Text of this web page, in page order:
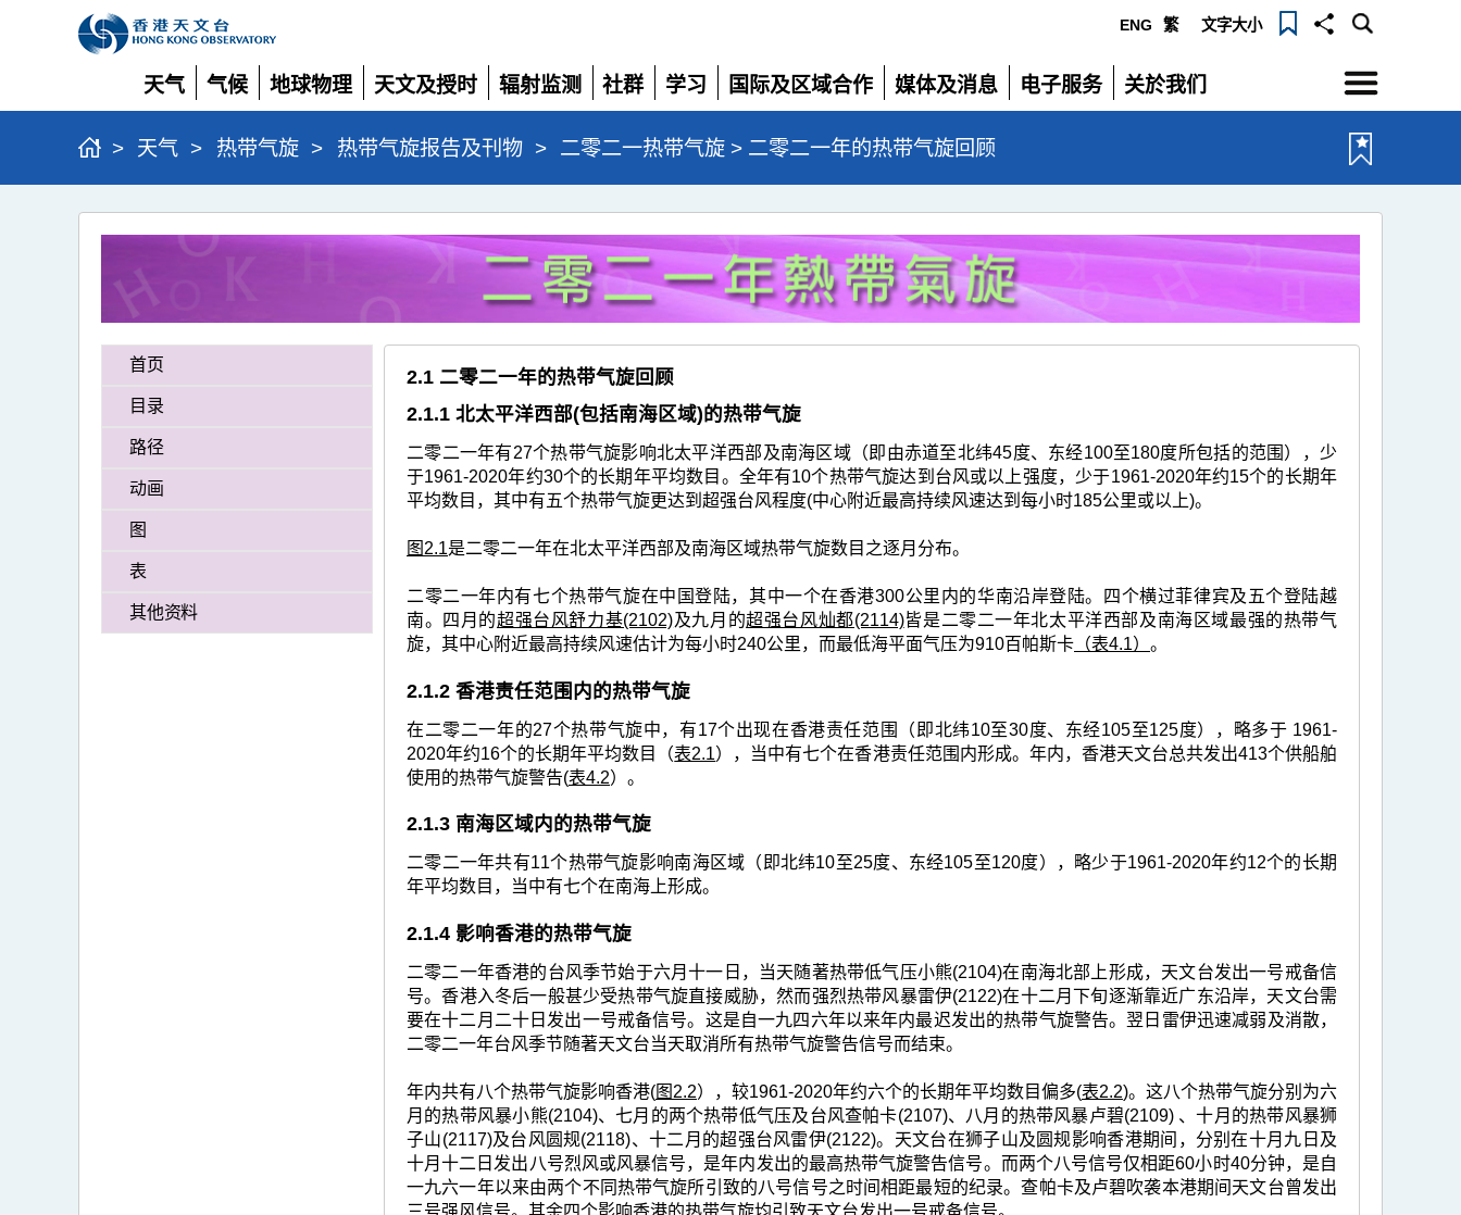
ENG 繁 文字大小
天气
展
开
气候
展
开
地球物理
展
开
天文及授时
展
开
辐射监测
展
开
社群
展
开
学习
展
开
国际及区域合作
展
开
媒体及消息
展
开
电子服务
展
关於我们
展
选
单
> 天气 > 热带气旋 > 热带气旋报告及刊物 > 二零二一热带气旋 > 二零二一年的热带气旋回顾
二
一
一
首页
目录
路径
动画
图
表
其他资料
2.1 二零二一年的热带气旋回顾
2.1.1 北太平洋西部(包括南海区域)的热带气旋
二零二一年有27个热带气旋影响北太平洋西部及南海区域（即由赤道至北纬45度、东经100至180度所包括的范围），少
于1961-2020年约30个的长期年平均数目。全年有10个热带气旋达到台风或以上强度，少于1961-2020年约15个的长期年
平均数目，其中有五个热带气旋更达到超强台风程度(中心附近最高持续风速达到每小时185公里或以上)。
图2.1是二零二一年在北太平洋西部及南海区域热带气旋数目之逐月分布。
二零二一年内有七个热带气旋在中国登陆，其中一个在香港300公里内的华南沿岸登陆。四个横过菲律宾及五个登陆越
南。四月的超强台风舒力基(2102)及九月的超强台风灿都(2114)皆是二零二一年北太平洋西部及南海区域最强的热带气
旋，其中心附近最高持续风速估计为每小时240公里，而最低海平面气压为910百帕斯卡 （表4.1） 。
2.1.2 香港责任范围内的热带气旋
在二零二一年的27个热带气旋中，有17个出现在香港责任范围（即北纬10至30度、东经105至125度），略多于 1961-
2020年约16个的长期年平均数目（表2.1），当中有七个在香港责任范围内形成。年内，香港天文台总共发出413个供船舶
使用的热带气旋警告(表4.2）。
2.1.3 南海区域内的热带气旋
二零二一年共有11个热带气旋影响南海区域（即北纬10至25度、东经105至120度），略少于1961-2020年约12个的长期
年平均数目，当中有七个在南海上形成。
2.1.4 影响香港的热带气旋
二零二一年香港的台风季节始于六月十一日，当天随著热带低气压小熊(2104)在南海北部上形成，天文台发出一号戒备信
号。香港入冬后一般甚少受热带气旋直接威胁，然而强烈热带风暴雷伊(2122)在十二月下旬逐渐靠近广东沿岸，天文台需
要在十二月二十日发出一号戒备信号。这是自一九四六年以来年内最迟发出的热带气旋警告。翌日雷伊迅速减弱及消散，
二零二一年台风季节随著天文台当天取消所有热带气旋警告信号而结束。
年内共有八个热带气旋影响香港(图2.2），较1961-2020年约六个的长期年平均数目偏多(表2.2)。这八个热带气旋分别为六
月的热带风暴小熊(2104)、七月的两个热带低气压及台风查帕卡(2107)、八月的热带风暴卢碧(2109) 、十月的热带风暴狮
子山(2117)及台风圆规(2118)、十二月的超强台风雷伊(2122)。天文台在狮子山及圆规影响香港期间，分别在十月九日及
十月十二日发出八号烈风或风暴信号，是年内发出的最高热带气旋警告信号。而两个八号信号仅相距60小时40分钟，是自
一九六一年以来由两个不同热带气旋所引致的八号信号之时间相距最短的纪录。查帕卡及卢碧吹袭本港期间天文台曾发出
三号强风信号。其余四个影响香港的热带气旋均引致天文台发出一号戒备信号。